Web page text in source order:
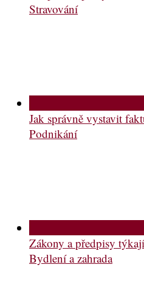
Stravování
Jak správně vystavit
Podnikání
Zákony a předpisy
Bydlení a zahrada